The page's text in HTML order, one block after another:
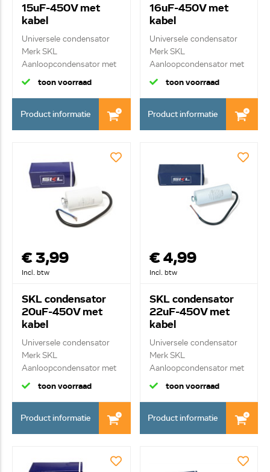
15uF-450V met
kabel
Universele condensator
Merk SKL
Aanloopcondensator met
kab...
toon voorraad
Product informatie
16uF-450V met
kabel
Universele condensator
Merk SKL
Aanloopcondensator met
kab...
toon voorraad
Product informatie
€ 3,99
Incl. btw
SKL condensator
20uF-450V met
kabel
Universele condensator
Merk SKL
Aanloopcondensator met
kab...
toon voorraad
Product informatie
€ 4,99
Incl. btw
SKL condensator
22uF-450V met
kabel
Universele condensator
Merk SKL
Aanloopcondensator met
kab...
toon voorraad
Product informatie